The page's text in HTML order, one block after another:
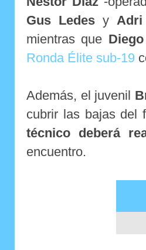
Gus Ledes y Adri
mientras que
Ronda Élite sub-19
Además, el juvenil
cubrir las bajas del
técnico deberá
encuentro.